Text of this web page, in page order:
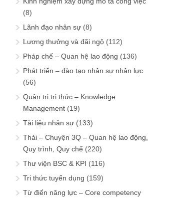
(8)
Lãnh đạo nhân sự (8)
Lương thưởng và đãi ngộ (112)
Pháp chế – Quan hệ lao động (136)
Phát triển – đào tạo nhân sự nhân lực
(56)
Quản trị tri thức – Knowledge
Management (19)
Tài liệu nhân sự (133)
Thải – Chuyện 3Q – Quan hệ lao động,
Quy trình, Quy chế (220)
Thư viện BSC & KPI (116)
Tri thức tuyển dụng (159)
Từ điển năng lực – Core competency